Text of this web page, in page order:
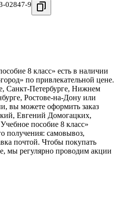
02847-9
8 класс» есть в наличии
по привлекательной цене.
Санкт-Петербурге, Нижнем
Ростове-на-Дону или
вы можете оформить заказ
Евгений Домогацких,
пособие 8 класс»
получения: самовывоз,
почтой. Чтобы покупать
мы регулярно проводим акции